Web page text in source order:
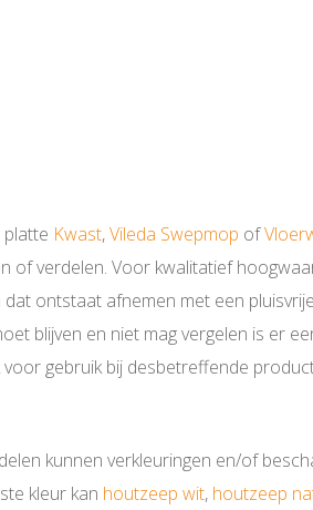
Kwast,Vileda Swepmop of
of verdelen. Voor kwalitatief
dat ontstaat afnemen met een
blijven en niet mag vergelen is er
voor gebruik bij desbetreffende
kunnen verkleuringen en/of
kleur kan houtzeep wit, houtzeep